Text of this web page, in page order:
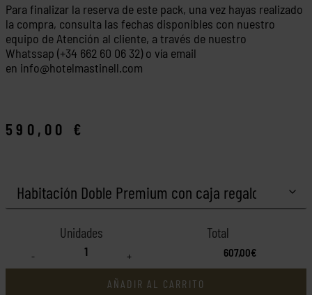
Para finalizar la reserva de este pack, una vez hayas realizado
la compra, consulta las fechas disponibles con nuestro
equipo de Atención al cliente, a través de nuestro
Whatssap (+34 662 60 06 32) o vía email
en info@hotelmastinell.com
590,00 €
- + 607,00€
AÑADIR AL CARRITO